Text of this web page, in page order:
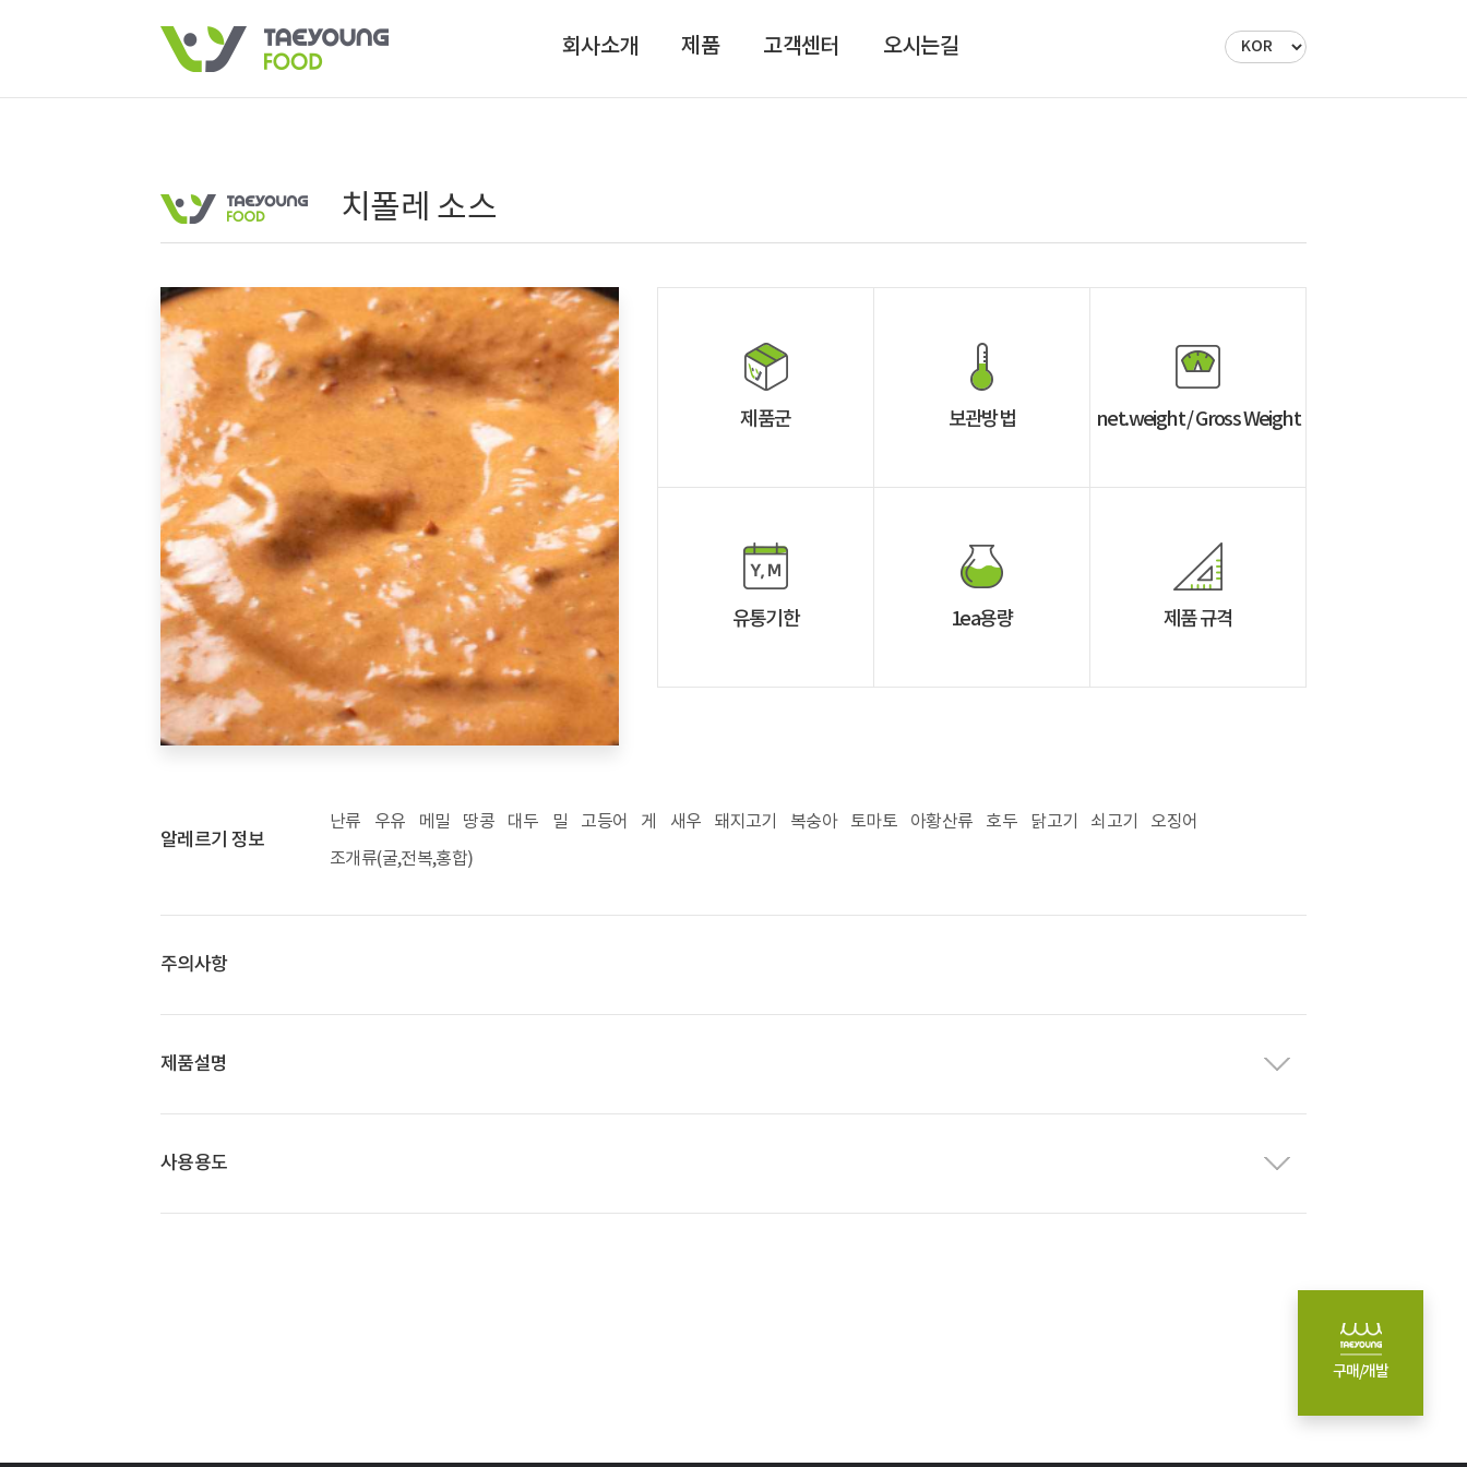
회사소개 제품 고객센터 오시는길
구매/개발
치폴레 소스
제품군 보관방법 net.weight / Gross Weight
유통기한 1ea용량 제품 규격
알레르기 정보
난류 우유 메밀 땅콩 대두 밀 고등어 게 새우 돼지고기 복숭아 토마토 아황산류 호두 닭고기 쇠고기
오징어
조개류(굴,전복,홍합)
주의사항
제품설명
사용용도